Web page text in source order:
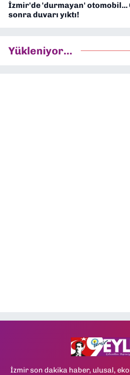
İzmir'de 'durmayan' otomobil...
sonra duvarı yıktı!
Yükleniyor...
İzmir son dakika haber, ulusal,